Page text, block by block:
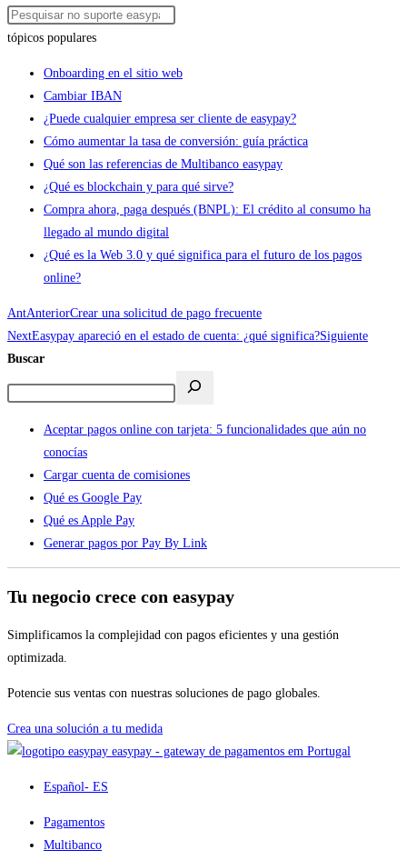
tópicos populares
Onboarding en el sitio web
Cambiar IBAN
¿Puede cualquier empresa ser cliente de easypay?
Cómo aumentar la tasa de conversión: guía práctica
Qué son las referencias de Multibanco easypay
¿Qué es blockchain y para qué sirve?
Compra ahora, paga después (BNPL): El crédito al consumo ha
llegado al mundo digital
¿Qué es la Web 3.0 y qué significa para el futuro de los pagos
online?
AntAnteriorCrear una solicitud de pago frecuente
NextEasypay apareció en el estado de cuenta: ¿qué significa?Siguiente
Buscar
Aceptar pagos online con tarjeta: 5 funcionalidades que aún no
conocías
Cargar cuenta de comisiones
Qué es Google Pay
Qué es Apple Pay
Generar pagos por Pay By Link
Tu negocio crece con easypay
Simplificamos la complejidad con pagos eficientes y una gestión
optimizada.
Potencie sus ventas con nuestras soluciones de pago globales.
Crea una solución a tu medida
easypay - gateway de pagamentos em Portugal
Español- ES
Pagamentos
Multibanco